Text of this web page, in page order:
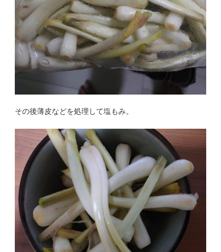
その後薄皮などを処理して塩もみ。